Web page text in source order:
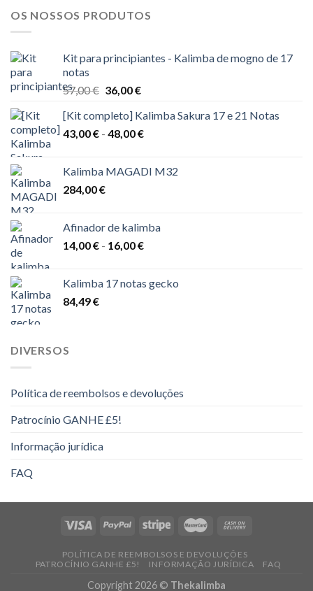
OS NOSSOS PRODUTOS
Kit para principiantes - Kalimba de mogno de 17
notas
57,00€ O
original
era:
36,00€O
atual
é:
[Kit completo] Kalimba Sakura 17 e 21 Notas
43,00€ - 48,00€Gama
43,00 €
Kalimba MAGADI M32
284,00€
Afinador de kalimba
14,00€ - 16,00€Gama
14,00 €
Kalimba 17 notas gecko
84,49€
DIVERSOS
Política de reembolsos e devoluções
Patrocínio GANHE £5!
Informação jurídica
FAQ
POLÍTICA DE REEMBOLSOS E DEVOLUÇÕES
PATROCÍNIO GANHE £5!
INFORMAÇÃO JURÍDICA FAQ
Copyright 2026 © Thekalimba